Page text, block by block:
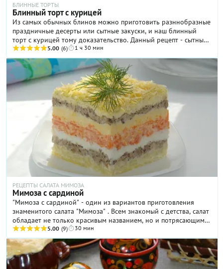
БЛИННЫЕ ТОРТЫ
Блинный торт с курицей
Из самых обычных блинов можно приготовить разннобразные
праздничные десерты или сытные закуски, и наш блинный
торт с курицей тому доказательство. Данный рецепт - сытный
и очень вкусный закусочный торт, в котором сырные
блинчики отлично сочетаются с куриным мясом и грибами.
5.00 (6) 1 ч 30 мин
РЕЦЕПТЫ САЛАТА МИМОЗА
Мимоза с сардиной
"Мимоза с сардиной" - один из вариантов приготовления
знаменитого салата "Мимоза" . Всем знакомый с детства, салат
обладает не только красивым названием, но и потрясающим
нежным вкусом. Легкий в приготовлении, этот салат отлично
подходит для праздничного стола по любому поводу.
5.00 (9) 30 мин